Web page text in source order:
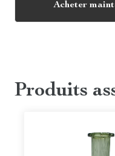
Acheter
Produits